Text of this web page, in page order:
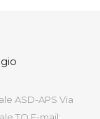
ASD-APS Via